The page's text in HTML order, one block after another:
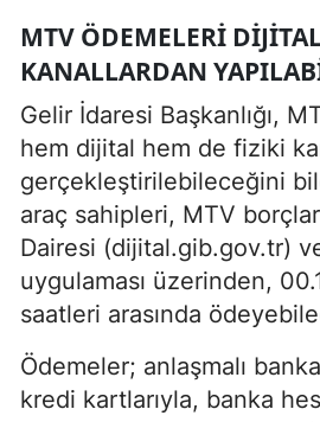
MTV ÖDEMELERI
KANALLARDAN
Gelir İdaresi Başkanlığı,
hem dijital hem de fiziki
gerçekleştirilebileceğini
araç sahipleri, MTV
Dairesi (dijital.gib.gov.tr)
uygulaması üzerinden,
saatleri arasında
Ödemeler; anlaşmalı
kredi kartlarıyla, banka